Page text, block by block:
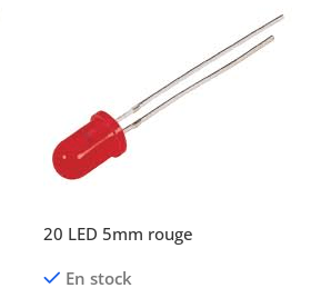
20 LED 5mm rouge
En stock